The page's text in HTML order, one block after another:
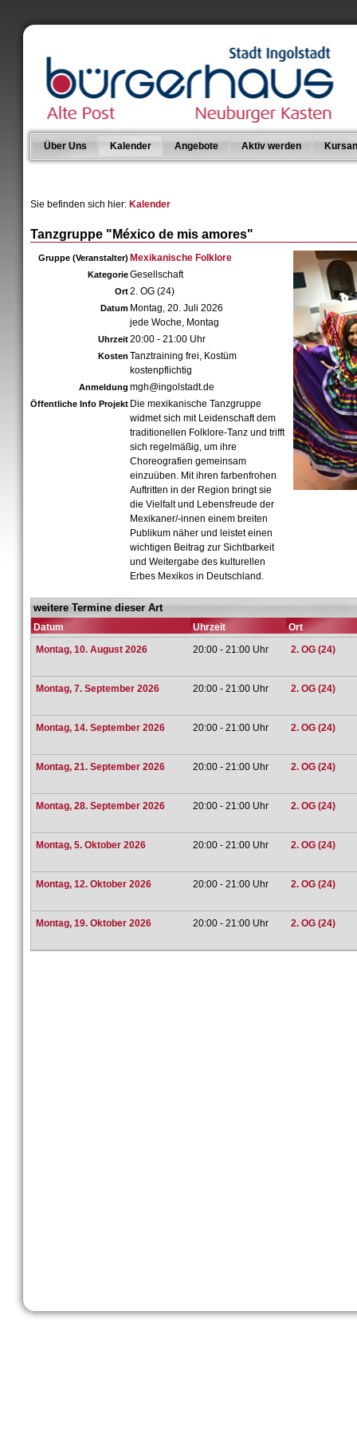
Über Uns Kalender Angebote Aktiv werden
Sie befinden sich hier: Kalender
Tanzgruppe "México de mis amores"
Gruppe (Veranstalter) Mexikanische Folklore
KategorieGesellschaft
Ort2. OG (24)
Datum Montag, 20. Juli 2026
jede Woche, Montag
Uhrzeit20:00 - 21:00 Uhr
Kosten Tanztraining frei, Kostüm
kostenpflichtig
Anmeldung mgh@ingolstadt.de
Öffentliche Info Projekt Die mexikanische Tanzgruppe
widmet sich mit Leidenschaft dem
traditionellen Folklore-Tanz und trifft
sich regelmäßig, um ihre
Choreografien gemeinsam
einzuüben. Mit ihren farbenfrohen
Auftritten in der Region bringt sie
die Vielfalt und Lebensfreude der
Mexikaner/-innen einem breiten
Publikum näher und leistet einen
wichtigen Beitrag zur Sichtbarkeit
und Weitergabe des kulturellen
Erbes Mexikos in Deutschland.
weitere Termine dieser Art
Datum Uhrzeit
Ort
Montag, 10. August 2026
20:00 - 21:00 Uhr 2. OG (24)
Montag, 7. September 2026 20:00 - 21:00 Uhr 2. OG (24)
Montag, 14. September 2026 20:00 - 21:00 Uhr 2. OG (24)
Montag, 21. September 2026 20:00 - 21:00 Uhr 2. OG (24)
Montag, 28. September 2026 20:00 - 21:00 Uhr 2. OG (24)
Montag, 5. Oktober 2026 20:00 - 21:00 Uhr 2. OG (24)
Montag, 12. Oktober 2026 20:00 - 21:00 Uhr 2. OG (24)
Montag, 19. Oktober 2026 20:00 - 21:00 Uhr 2. OG (24)